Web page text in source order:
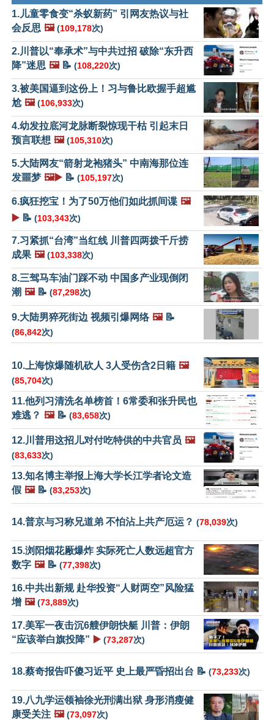
1.儿童零食变“杀蚁新药” 引网友热议与社
会反思 🖼️ (109,178次)
2.川普以“奉承术”与中共过招 破除“东升西
降”迷思 🖼️📝 (108,220次)
3.被美国逼到这份上！习与鲁比欧握手超尴
尬 🖼️ (106,933次)
4.幼发拉底河龙脉断裂惊现干枯 引起末日
预言联想 🖼️ (105,310次)
5.大陆网友“箭射龙袍猪头” 中南海那位连
发噩梦 🖼️▶️ 📝 (105,197次)
6.疯狂挖宝！为了50万他们如此抓间谍 🖼️
▶️ 📝 (103,343次)
7.习紧抓“台湾”当红线 川普四两拨千斤捞
成果 🖼️ (103,338次)
8.三驾马车油门踩不动 中国多产业现倒闭
潮 🖼️📝 (87,298次)
9.大陆男猝死街边 视频引爆网络 🖼️📝
(86,842次)
10.上海惊爆随机砍人 3人受伤含2日籍 🖼️
(85,704次)
11.他列习清洗名单榜首！6常委和张升民也
难逃？ 🖼️📝 (83,658次)
12.川普用这招儿对付吃特供的中共官员 🖼️
(83,633次)
13.知名博主举报上海大学长江学者论文造
假 🖼️📝 (83,253次)
14.普京与习称兄道弟 不怕沾上共产厄运？ (78,039次)
15.浏阳烟花厰爆炸 实际死亡人数远超官方
数字 🖼️📝 (77,398次)
16.中共出新规 赴华投资“人财两空”风险猛
增 🖼️ (73,889次)
17.美军一夜击沉6艘伊朗快艇 川普：伊朗
“应该举白旗投降” ▶️ (73,287次)
18.蔡奇报告吓傻习近平 史上最严昏招出台 📝 (73,233次)
19.八九学运领袖徐光刑满出狱 身形消瘦健
康受关注 🖼️ (73,097次)